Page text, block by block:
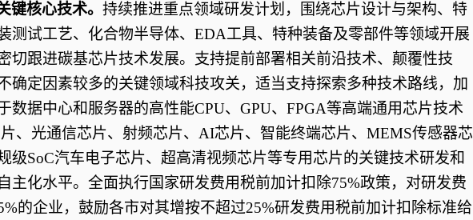
键核心技术。 持续推进重点领域研发计划，围绕芯片设计与架构、特
测试工艺、化合物半导体、 EDA工具、特种装备及零部件等领域开展
切跟进碳基芯片技术发展。支持提前部署相关前沿技术、颠覆性技
确定因素较多的关键领域科技攻关，适当支持探索多种技术路线，加
数据中心和服务器的高性能CPU、GPU、FPGA等高端通用芯片技术
、光通信芯片、射频芯片、AI芯片、智能终端芯片、MEMS传感器芯
级SoC汽车电子芯片、超高清视频芯片等专用芯片的关键技术研发和
主化水平。全面执行国家研发费用税前加计扣除75%政策，对研发费
的企业，鼓励各市对其增按不超过25%研发费用税前加计扣除标准给